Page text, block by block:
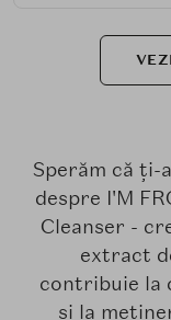
Sperăm că ți-
despre I'M
Cleanser -
extract
contribuie la
si la